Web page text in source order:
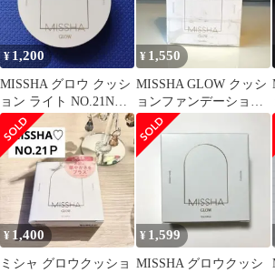
¥ 1,200
MISSHA グロウ クッシ
ョン ライト NO.21N
一度使用
¥ 1,550
MISSHA GLOW クッシ
ョンファンデーション
LIGHT NO.23
¥ 1,400
ミシャ グロウクッショ
¥ 1,599
MISSHA グロウクッシ